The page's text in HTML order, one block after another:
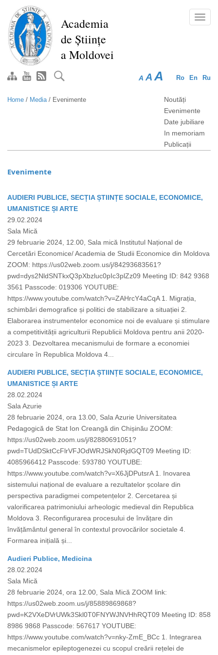
main
content
Academia
de Științe
a Moldovei
Ro En Ru
A A A
Home / Media/ Evenimente
Noutăți
Evenimente
Date jubiliare
In memoriam
Publicații
Evenimente
AUDIERI PUBLICE, SECȚIA ȘTIINȚE SOCIALE, ECONOMICE,
UMANISTICE ȘI ARTE
29.02.2024
Sala Mică
29 februarie 2024, 12.00, Sala mică Institutul Național de
Cercetări Economice/ Academia de Studii Economice din Moldova
ZOOM: https://us02web.zoom.us/j/84293683561?
pwd=dys2NldSNTkxQ3pXbzluc0pIc3plZz09 Meeting ID: 842 9368
3561 Passcode: 019306 YOUTUBE:
https://www.youtube.com/watch?v=ZAHrcY4aCqA 1. Migrația,
schimbări demografice și politici de stabilizare a situației 2.
Elaborarea instrumentelor economice noi de evaluare și stimulare
a competitivității agriculturii Republicii Moldova pentru anii 2020-
2023 3. Dezvoltarea mecanismului de formare a economiei
circulare în Republica Moldova 4...
AUDIERI PUBLICE, SECȚIA ȘTIINȚE SOCIALE, ECONOMICE,
UMANISTICE ȘI ARTE
28.02.2024
Sala Azurie
28 februarie 2024, ora 13.00, Sala Azurie Universitatea
Pedagogică de Stat Ion Creangă din Chișinău ZOOM:
https://us02web.zoom.us/j/82880691051?
pwd=TUdDSktCcFlrVFJOdWRJSkN0RjdGQT09 Meeting ID:
4085966412 Passcode: 593780 YOUTUBE:
https://www.youtube.com/watch?v=X6JjDPutsrA 1. Inovarea
sistemului național de evaluare a rezultatelor școlare din
perspectiva paradigmei competențelor 2. Cercetarea și
valorificarea patrimoniului arheologic medieval din Republica
Moldova 3. Reconfigurarea procesului de învățare din
învățământul general în contextul provocărilor societale 4.
Formarea inițială și...
Audieri Publice, Medicina
28.02.2024
Sala Mică
28 februarie 2024, ora 12.00, Sala Mică ZOOM link:
https://us02web.zoom.us/j/85889869868?
pwd=K2VXeDVrUWk3Skl0T0FNYWJNVHhRQT09 Meeting ID: 858
8986 9868 Passcode: 567617 YOUTUBE:
https://www.youtube.com/watch?v=nky-ZmE_BCc 1. Integrarea
mecanismelor epileptogenezei cu scopul creării rețelei de